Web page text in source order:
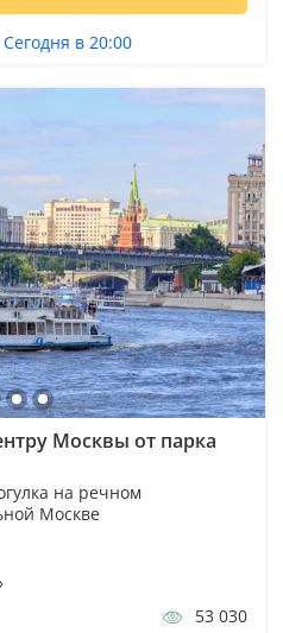
в 20:00
Москвы от парка
на речном
Москве
53 030